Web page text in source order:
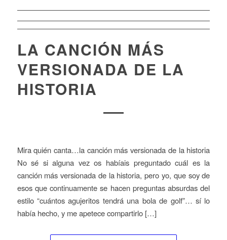
LA CANCIÓN MÁS
VERSIONADA DE LA
HISTORIA
Mira quién canta…la canción más versionada de la historia
No sé si alguna vez os habíais preguntado cuál es la
canción más versionada de la historia, pero yo, que soy de
esos que continuamente se hacen preguntas absurdas del
estilo “cuántos agujeritos tendrá una bola de golf”… sí lo
había hecho, y me apetece compartirlo […]